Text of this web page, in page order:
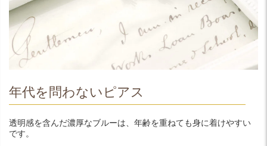
年代を問わないピアス
透明感を含んだ濃厚なブルーは、年齢を重ねても身に着けやすい
です。